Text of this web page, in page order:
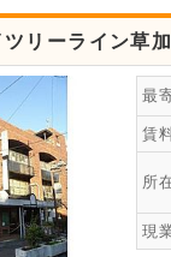
リーライン草
最
賃
所
現